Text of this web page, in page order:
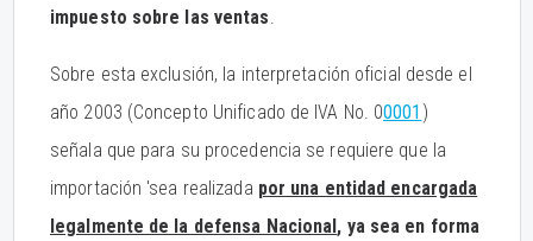
impuesto sobre las ventas.
Sobre esta exclusión, la interpretación oficial desde el
año 2003 (Concepto Unificado de IVA No. 00001 )
señala que para su procedencia se requiere que la
importación 'sea realizada por una entidad encargada
legalmente de la defensa Nacional, ya sea en forma